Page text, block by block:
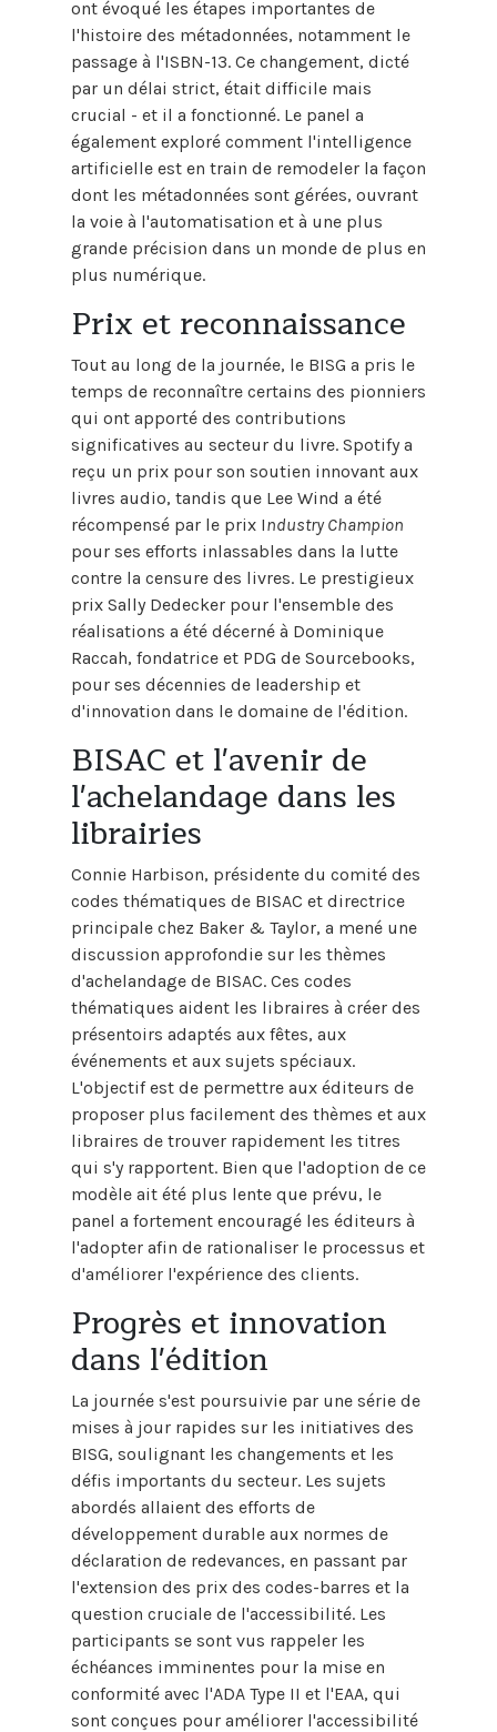
ont évoqué les étapes importantes de
l'histoire des métadonnées, notamment le
passage à l'ISBN-13. Ce changement, dicté
par un délai strict, était difficile mais
crucial - et il a fonctionné. Le panel a
également exploré comment l'intelligence
artificielle est en train de remodeler la façon
dont les métadonnées sont gérées, ouvrant
la voie à l'automatisation et à une plus
grande précision dans un monde de plus en
plus numérique.
Prix et reconnaissance
Tout au long de la journée, le BISG a pris le
temps de reconnaître certains des pionniers
qui ont apporté des contributions
significatives au secteur du livre. Spotify a
reçu un prix pour son soutien innovant aux
livres audio, tandis que Lee Wind a été
récompensé par le prix Industry Champion
pour ses efforts inlassables dans la lutte
contre la censure des livres. Le prestigieux
prix Sally Dedecker pour l'ensemble des
réalisations a été décerné à Dominique
Raccah, fondatrice et PDG de Sourcebooks,
pour ses décennies de leadership et
d'innovation dans le domaine de l'édition.
BISAC et l'avenir de
l'achelandage dans les
librairies
Connie Harbison, présidente du comité des
codes thématiques de BISAC et directrice
principale chez Baker & Taylor, a mené une
discussion approfondie sur les thèmes
d'achelandage de BISAC. Ces codes
thématiques aident les libraires à créer des
présentoirs adaptés aux fêtes, aux
événements et aux sujets spéciaux.
L'objectif est de permettre aux éditeurs de
proposer plus facilement des thèmes et aux
libraires de trouver rapidement les titres
qui s'y rapportent. Bien que l'adoption de ce
modèle ait été plus lente que prévu, le
panel a fortement encouragé les éditeurs à
l'adopter afin de rationaliser le processus et
d'améliorer l'expérience des clients.
Progrès et innovation
dans l'édition
La journée s'est poursuivie par une série de
mises à jour rapides sur les initiatives des
BISG, soulignant les changements et les
défis importants du secteur. Les sujets
abordés allaient des efforts de
développement durable aux normes de
déclaration de redevances, en passant par
l'extension des prix des codes-barres et la
question cruciale de l'accessibilité. Les
participants se sont vus rappeler les
échéances imminentes pour la mise en
conformité avec l'ADA Type II et l'EAA, qui
sont conçues pour améliorer l'accessibilité